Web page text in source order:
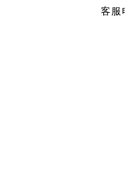
客服